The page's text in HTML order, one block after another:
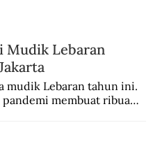
Mudik Lebaran
mudik Lebaran tahun ini.
pandemi membuat ribuan